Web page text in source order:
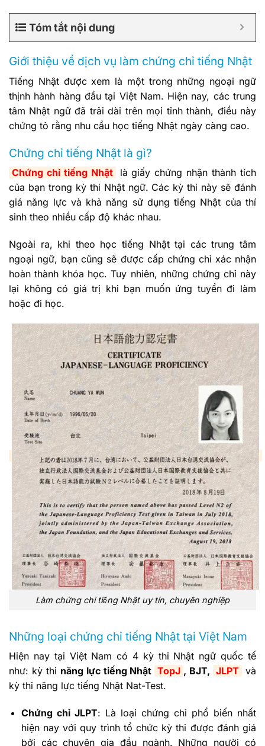
Tóm tắt nội dung
Giới thiệu về dịch vụ làm chứng chỉ tiếng Nhật
Tiếng Nhật được xem là một trong những ngoại ngữ
thịnh hành hàng đầu tại Việt Nam. Hiện nay, các trung
tâm Nhật ngữ đã trải dài trên mọi tỉnh thành, điều này
chứng tỏ rằng nhu cầu học tiếng Nhật ngày càng cao.
Chứng chỉ tiếng Nhật là gì?
Chứng chỉ tiếng Nhật
là giấy chứng nhận thành tích
của bạn trong kỳ thi Nhật ngữ. Các kỳ thi này sẽ đánh
giá năng lực và khả năng sử dụng tiếng Nhật của thí
sinh theo nhiều cấp độ khác nhau.
Ngoài ra, khi theo học tiếng Nhật tại các trung tâm
ngoại ngữ, bạn cũng sẽ được cấp chứng chỉ xác nhận
hoàn thành khóa học. Tuy nhiên, những chứng chỉ này
lại không có giá trị khi bạn muốn ứng tuyển đi làm
hoặc đi học.
Làm chứng chỉ tiếng Nhật uy tín, chuyên nghiệp
Những loại chứng chỉ tiếng Nhật tại Việt Nam
Hiện nay tại Việt Nam có 4 kỳ thi Nhật ngữ quốc tế
như: kỳ thi năng lực tiếng Nhật TopJ , BJT, JLPT và
kỳ thi năng lực tiếng Nhật Nat-Test.
Chứng chỉ JLPT: Là loại chứng chỉ phổ biến nhất
hiện nay với quy trình tổ chức kỳ thi được đánh giá
bởi các chuyên gia đầu ngành. Những người có